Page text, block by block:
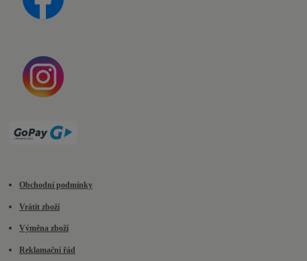
Obchodní podmínky
Vrátit zboží
Výměna zboží
Reklamační řád